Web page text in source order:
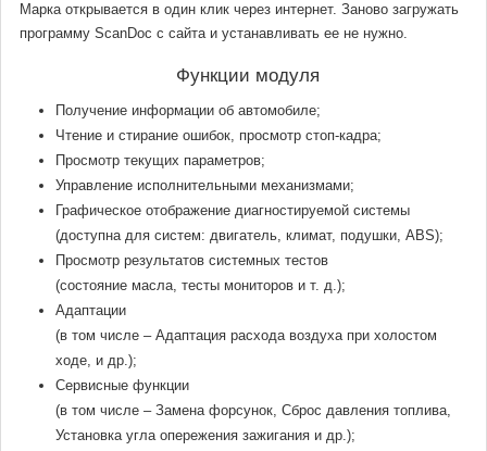
Марка открывается в один клик через интернет. Заново загружать
программу ScanDoc с сайта и устанавливать ее не нужно.
Функции модуля
Получение информации об автомобиле;
Чтение и стирание ошибок, просмотр стоп-кадра;
Просмотр текущих параметров;
Управление исполнительными механизмами;
Графическое отображение диагностируемой системы
(доступна для систем: двигатель, климат, подушки, ABS);
Просмотр результатов системных тестов
(состояние масла, тесты мониторов и т. д.);
Адаптации
(в том числе – Адаптация расхода воздуха при холостом
ходе, и др.);
Сервисные функции
(в том числе – Замена форсунок, Сброс давления топлива,
Установка угла опережения зажигания и др.);